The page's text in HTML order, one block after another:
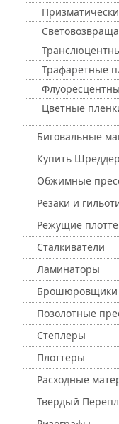
Трафаретные
Цветные
Биговальные
Купить
Обжимные
Резаки и
Режущие
Сталкиватели
Ламинаторы
Брошюровщики
Позолотные
Степлеры
Плоттеры
Расходные
Твердый